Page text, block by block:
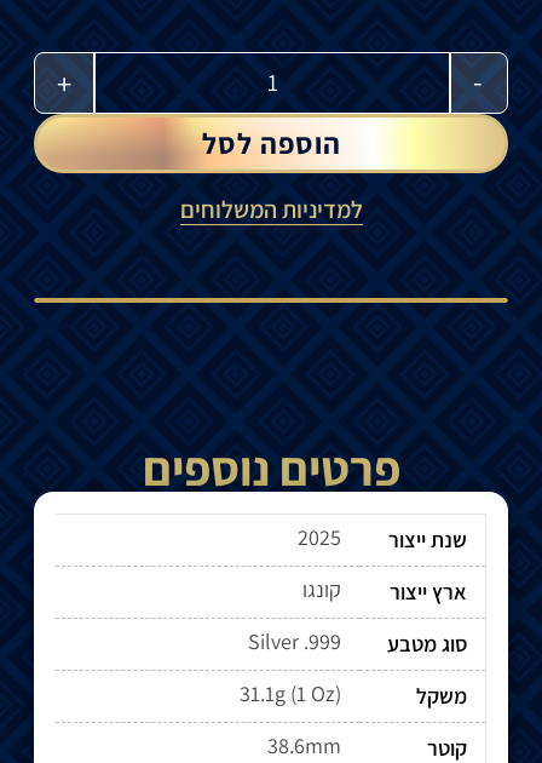
-
+
הוספה לסל
למדיניות המשלוחים
פרטים נוספים
שנת ייצור
2025
ארץ ייצור
קונגו
סוג מטבע
Silver .999
משקל
31.1g (1 Oz)
קוטר
38.6mm